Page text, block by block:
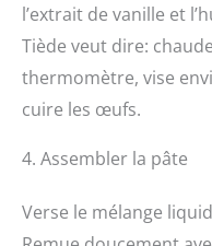
l’extrait de vanille et
Tiède veut dire:
thermomètre, vise
cuire les œufs.
4. Assembler la pâte
Verse le mélange